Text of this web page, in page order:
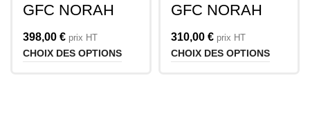
GFC NORAH
Stockage
398,00 € prix HT
CHOIX DES OPTIONS
GFC NORAH
310,00 € prix HT
CHOIX DES OPTIONS